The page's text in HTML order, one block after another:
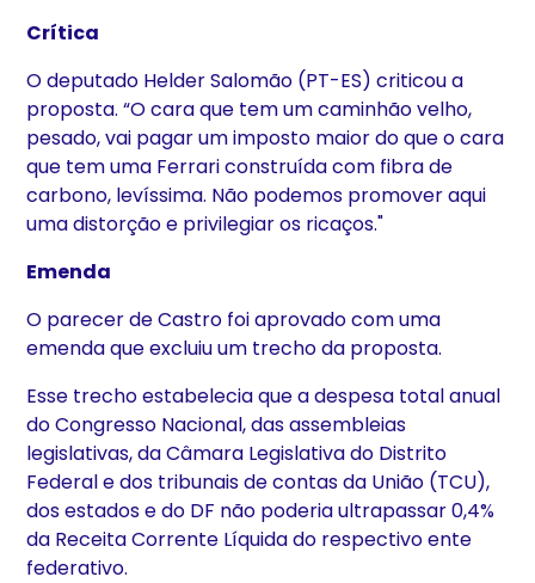
Crítica
O deputado Helder Salomão (PT-ES) criticou a
proposta. “O cara que tem um caminhão velho,
pesado, vai pagar um imposto maior do que o cara
que tem uma Ferrari construída com fibra de
carbono, levíssima. Não podemos promover aqui
uma distorção e privilegiar os ricaços."
Emenda
O parecer de Castro foi aprovado com uma
emenda que excluiu um trecho da proposta.
Esse trecho estabelecia que a despesa total anual
do Congresso Nacional, das assembleias
legislativas, da Câmara Legislativa do Distrito
Federal e dos tribunais de contas da União (TCU),
dos estados e do DF não poderia ultrapassar 0,4%
da Receita Corrente Líquida do respectivo ente
federativo.